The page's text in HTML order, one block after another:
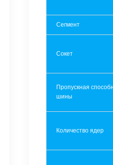
Сегмент
Сокет
Пропускная
шины
Количество ядер